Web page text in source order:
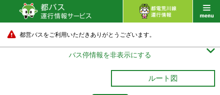
都営バスをご利用いただきありがとうございます。
バス停情報を非表示にする 
ルート図